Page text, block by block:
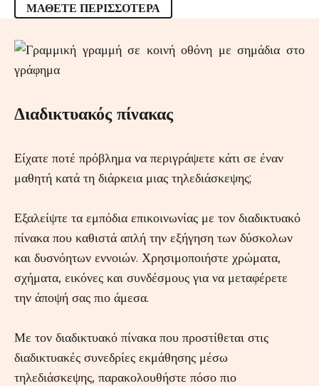
ΜΆΘΕΤΕ ΠΕΡΙΣΣΌΤΕΡΑ
Διαδικτυακός πίνακας
Είχατε ποτέ πρόβλημα να περιγράψετε κάτι σε έναν
μαθητή κατά τη διάρκεια μιας τηλεδιάσκεψης;
Εξαλείψτε τα εμπόδια επικοινωνίας με τον διαδικτυακό
πίνακα που καθιστά απλή την εξήγηση των δύσκολων
και δυσνόητων εννοιών. Χρησιμοποιήστε χρώματα,
σχήματα, εικόνες και συνδέσμους για να μεταφέρετε
την άποψή σας πιο άμεσα.
Με τον διαδικτυακό πίνακα που προστίθεται στις
διαδικτυακές συνεδρίες εκμάθησης μέσω
τηλεδιάσκεψης, παρακολουθήστε πόσο πιο